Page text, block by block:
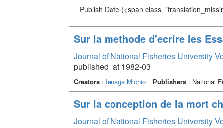
Publish Date(<span
Sur la methode d'ecrire les
Journal of National Fisheries University
published_at 1982-03
Creators: Ienaga Michio Publishers: National
Sur la conception de la mort
Journal of National Fisheries University